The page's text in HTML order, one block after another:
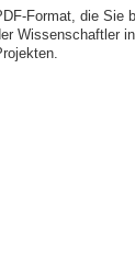
Format, die Sie
Wissenschaftler